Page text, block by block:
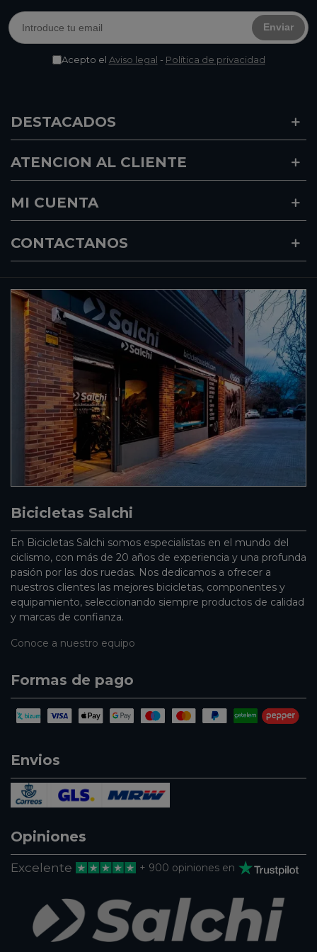
Enviar
Acepto el Aviso legal - Política de privacidad
DESTACADOS
ATENCION AL CLIENTE
MI CUENTA
CONTACTANOS
Bicicletas Salchi
En Bicicletas Salchi somos especialistas en el mundo del
ciclismo, con más de 20 años de experiencia y una profunda
pasión por las dos ruedas. Nos dedicamos a ofrecer a
nuestros clientes las mejores bicicletas, componentes y
equipamiento, seleccionando siempre productos de calidad
y marcas de confianza.
Conoce a nuestro equipo
Formas de pago
Envios
Opiniones
Excelente + 900 opiniones en